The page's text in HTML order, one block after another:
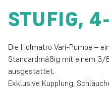
STUFIG,
Die Holmatro Vari-Pumpe –
Standardmäßig mit einem 3/
ausgestattet.
Exklusive Kupplung,